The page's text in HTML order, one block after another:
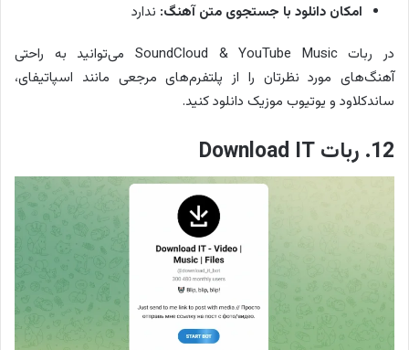
امکان دانلود با جستجوی متن آهنگ: ندارد
در ربات SoundCloud & YouTube Music می‌توانید به راحتی
آهنگ‌های مورد نظرتان را از پلتفرم‌های مرجعی مانند اسپاتیفای،
ساندکلاود و یوتیوب موزیک دانلود کنید.
12. ربات Download IT